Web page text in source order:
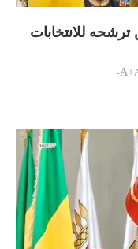
ترشحه للانتخابات
A+